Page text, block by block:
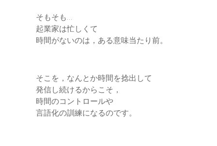
そもそも…
起業家は忙しくて
時間がないのは，ある意味当たり前。
そこを，なんとか時間を捻出して
発信し続けるからこそ，
時間のコントロールや
言語化の訓練になるのです。